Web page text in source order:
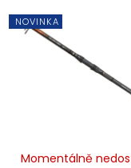
NOVINKA
Momentálně